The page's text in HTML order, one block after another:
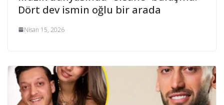
Dört dev ismin oğlu bir arada
Nisan 15, 2026